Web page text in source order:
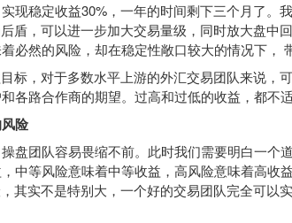
稳定收益30%，一年的时间剩下三个月了。我
盾，可以进一步加大交易量级，同时放大盘中
必然的风险，却在稳定性敞口较大的情况下，
，对于多数水平上游的外汇交易团队来说，
各路合作商的期望。过高和过低的收益，都不适
险
团队容易畏缩不前。此时我们需要明白一个
中等风险意味着中等收益，高风险意味着高收
其实不是特别大，一个好的交易团队完全可以